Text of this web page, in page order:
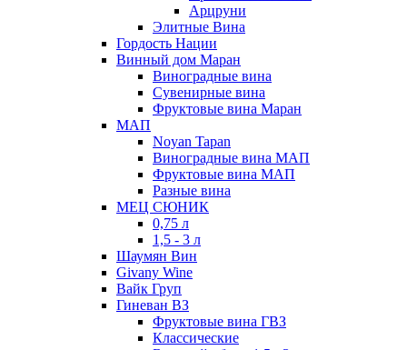
Арцруни
Элитные Вина
Гордость Нации
Винный дом Маран
Виноградные вина
Сувенирные вина
Фруктовые вина Маран
МАП
Noyan Tapan
Виноградные вина МАП
Фруктовые вина МАП
Разные вина
МЕЦ СЮНИК
0,75 л
1,5 - 3 л
Шаумян Вин
Givany Wine
Вайк Груп
Гиневан ВЗ
Фруктовые вина ГВЗ
Классические